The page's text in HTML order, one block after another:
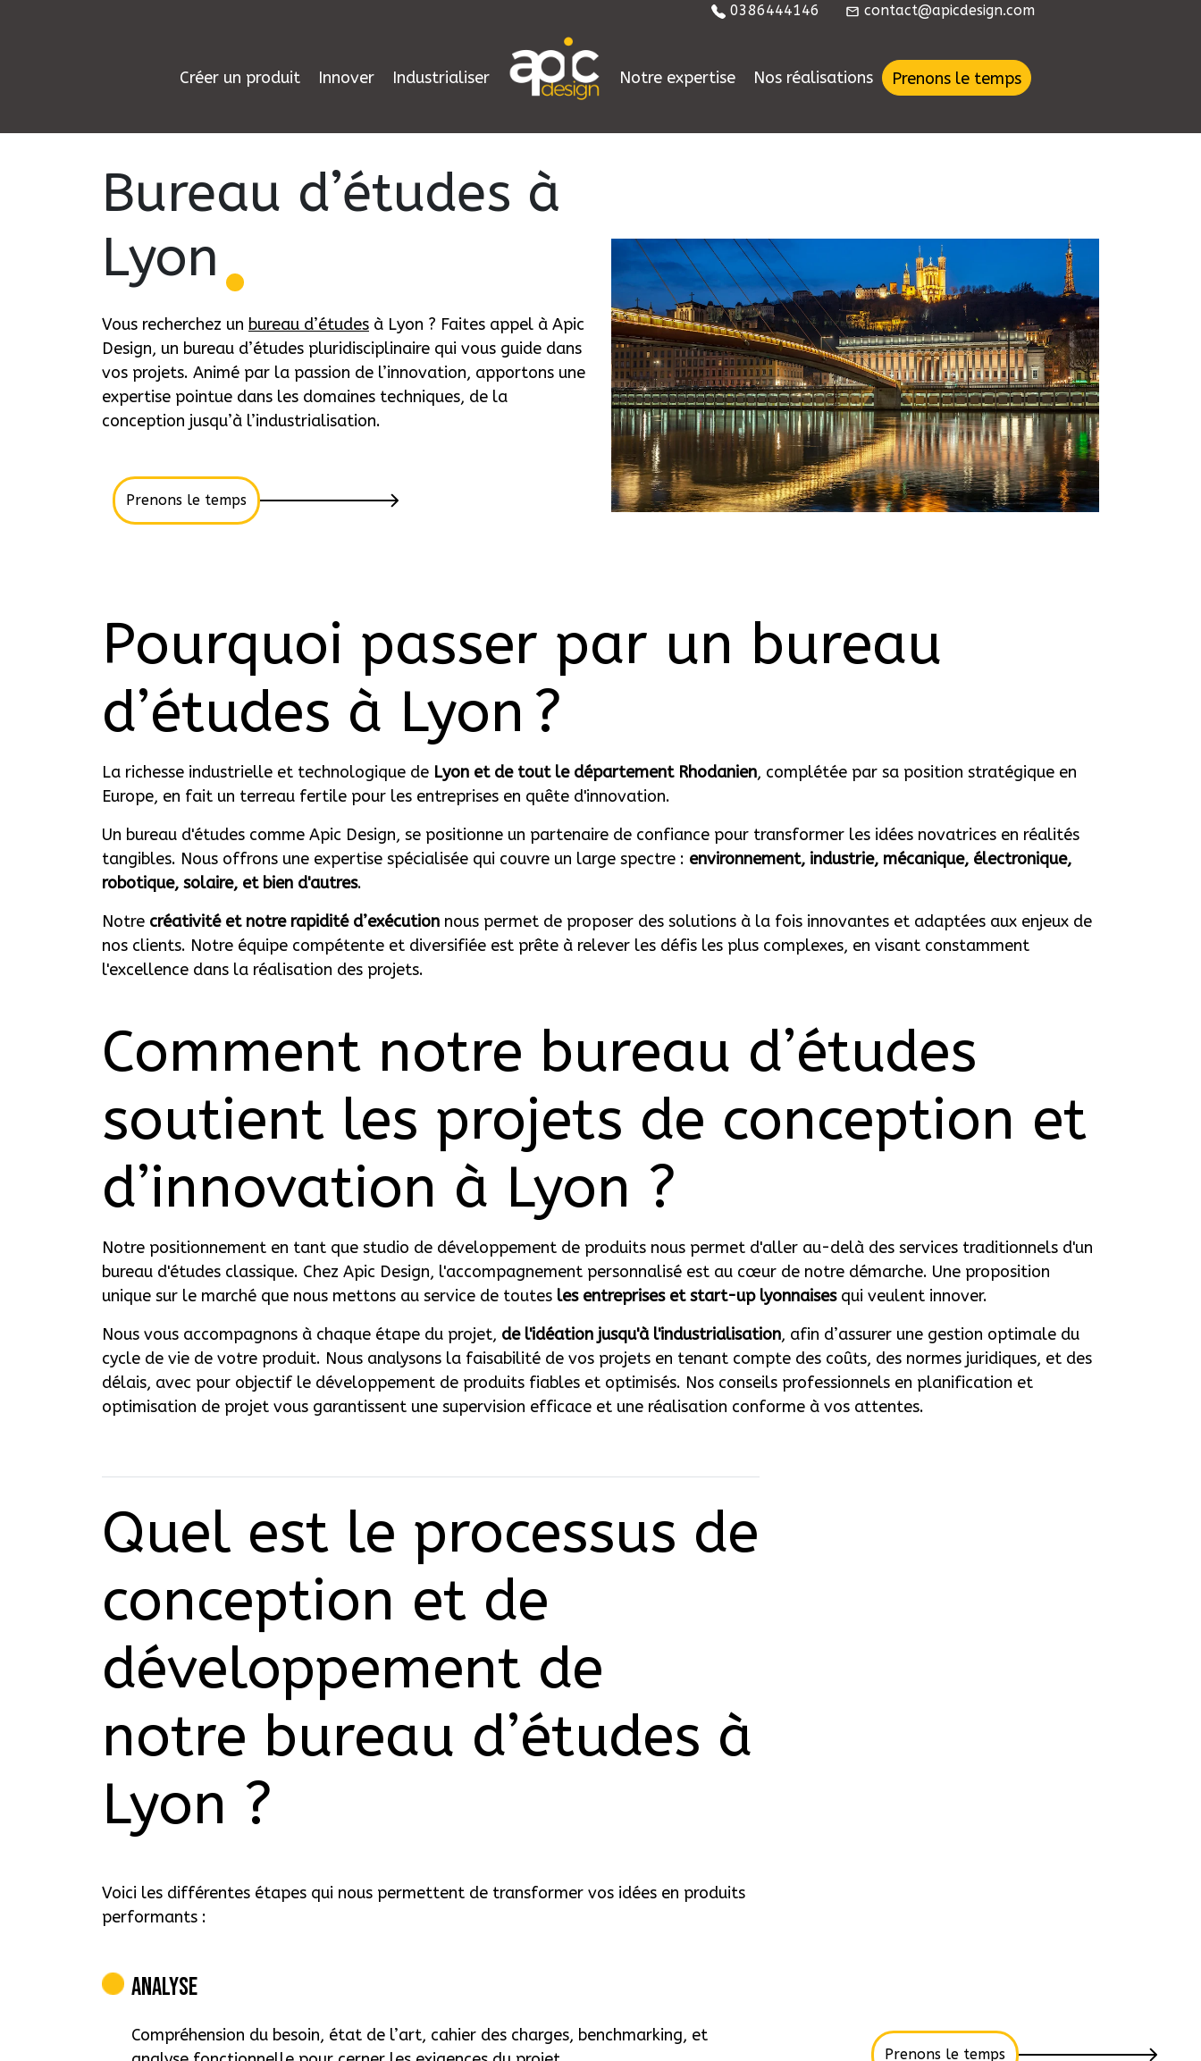
0386444146 contact@apicdesign.com
Créer un produit Innover Industrialiser Notre expertise Nos réalisations Prenons le temps
Bureau d’études à
Lyon
Vous recherchez un bureau d’études à Lyon ? Faites appel à Apic
Design, un bureau d’études pluridisciplinaire qui vous guide dans
vos projets. Animé par la passion de l’innovation, apportons une
expertise pointue dans les domaines techniques, de la
conception jusqu’à l’industrialisation.
Prenons le temps
Pourquoi passer par un bureau
d’études à Lyon ?
La richesse industrielle et technologique de Lyon et de tout le département Rhodanien, complétée par sa position stratégique en
Europe, en fait un terreau fertile pour les entreprises en quête d'innovation.
Un bureau d'études comme Apic Design, se positionne un partenaire de confiance pour transformer les idées novatrices en réalités
tangibles. Nous offrons une expertise spécialisée qui couvre un large spectre : environnement, industrie, mécanique, électronique,
robotique, solaire, et bien d'autres.
Notre créativité et notre rapidité d’exécution nous permet de proposer des solutions à la fois innovantes et adaptées aux enjeux de
nos clients. Notre équipe compétente et diversifiée est prête à relever les défis les plus complexes, en visant constamment
l'excellence dans la réalisation des projets.
Comment notre bureau d’études
soutient les projets de conception et
d’innovation à Lyon ?
Notre positionnement en tant que studio de développement de produits nous permet d'aller au-delà des services traditionnels d'un
bureau d'études classique. Chez Apic Design, l'accompagnement personnalisé est au cœur de notre démarche. Une proposition
unique sur le marché que nous mettons au service de toutes les entreprises et start-up lyonnaisesqui veulent innover.
Nous vous accompagnons à chaque étape du projet, de l'idéation jusqu'à l'industrialisation, afin d’assurer une gestion optimale du
cycle de vie de votre produit. Nous analysons la faisabilité de vos projets en tenant compte des coûts, des normes juridiques, et des
délais, avec pour objectif le développement de produits fiables et optimisés. Nos conseils professionnels en planification et
optimisation de projet vous garantissent une supervision efficace et une réalisation conforme à vos attentes.
Quel est le processus de
conception et de
développement de
notre bureau d’études à
Lyon ?
Voici les différentes étapes qui nous permettent de transformer vos idées en produits
performants :
Analyse
Compréhension du besoin, état de l’art, cahier des charges, benchmarking, et
Prenons le temps